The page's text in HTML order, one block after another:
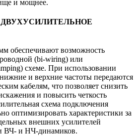
и мощнее.
обеспечивают возможность
(bi-wiring) или
схеме. При использовании
и верхние частоты передаются
кабелям, что позволяет снизить
и повысить четкость
схема подключения
оптимизировать характеристики за
внешних усилителей
ВЧ- и НЧ-динамиков.